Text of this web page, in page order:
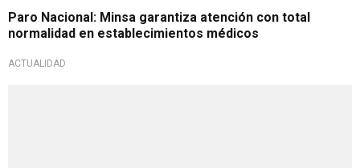
Paro Nacional: Minsa garantiza atención con total
normalidad en establecimientos médicos
ACTUALIDAD